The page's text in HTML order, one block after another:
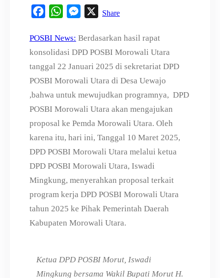
c
e
b
o
o
k
W
a
t
s
A
p
p
s
s
e
n
g
e
r
XShare
POSBI News: Berdasarkan hasil rapat
konsolidasi DPD POSBI Morowali Utara
tanggal 22 Januari 2025 di sekretariat DPD
POSBI Morowali Utara di Desa Uewajo
,bahwa untuk mewujudkan programnya, DPD
POSBI Morowali Utara akan mengajukan
proposal ke Pemda Morowali Utara. Oleh
karena itu, hari ini, Tanggal 10 Maret 2025,
DPD POSBI Morowali Utara melalui ketua
DPD POSBI Morowali Utara, Iswadi
Mingkung, menyerahkan proposal terkait
program kerja DPD POSBI Morowali Utara
tahun 2025 ke Pihak Pemerintah Daerah
Kabupaten Morowali Utara.
Ketua DPD POSBI Morut, Iswadi
Mingkung bersama Wakil Bupati Morut H.